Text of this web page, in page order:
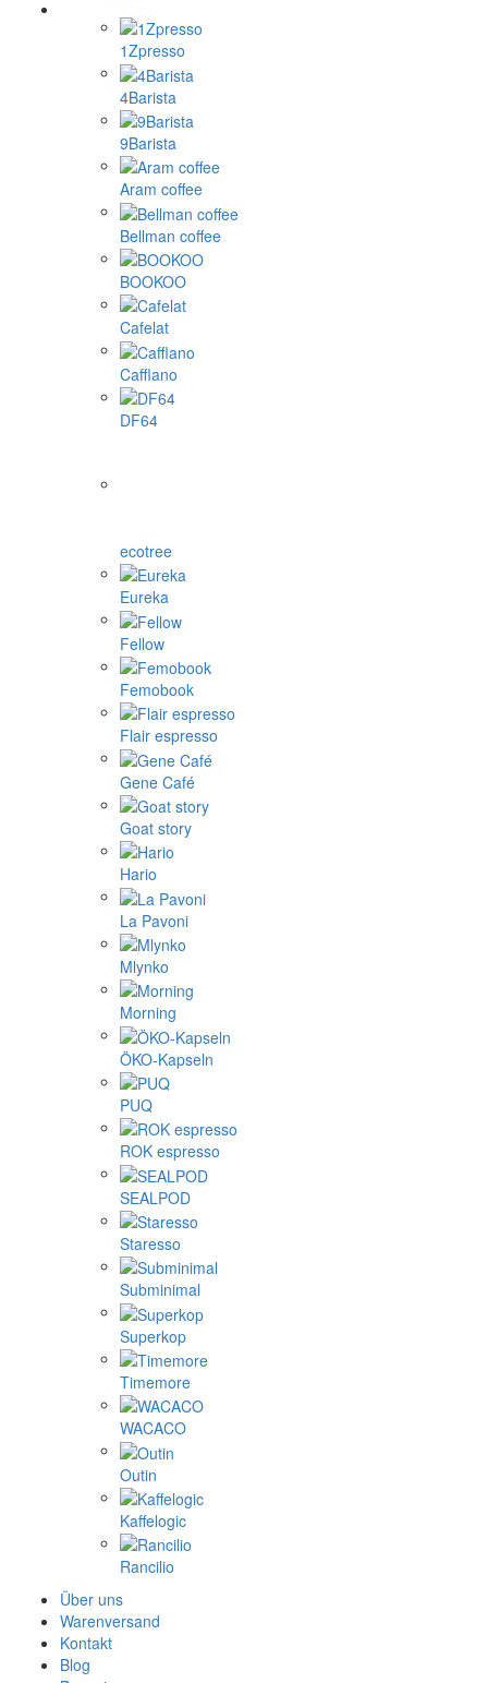
1Zpresso
4Barista
9Barista
Aram coffee
Bellman coffee
BOOKOO
Cafelat
Cafflano
DF64
ecotree
Eureka
Fellow
Femobook
Flair espresso
Gene Café
Goat story
Hario
La Pavoni
Mlynko
Morning
ÖKO-Kapseln
PUQ
ROK espresso
SEALPOD
Staresso
Subminimal
Superkop
Timemore
WACACO
Outin
Kaffelogic
Rancilio
Über uns
Warenversand
Kontakt
Blog